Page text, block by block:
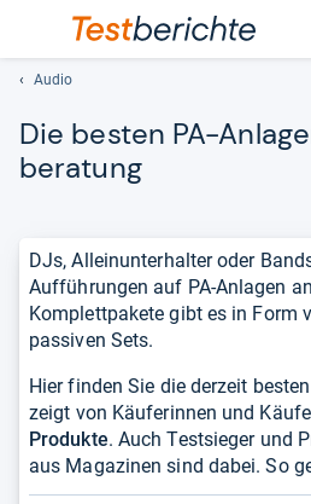
Audio
Die bes­ten PA-​
be­ra­tung
DJs, Alleinunterhalter oder
Aufführungen auf PA-Anlagen
Komplettpakete gibt es in Form
passiven Sets.
Hier finden Sie die derzeit
zeigt von Käuferinnen und
Produkte. Auch Testsieger und
aus Magazinen sind dabei. So